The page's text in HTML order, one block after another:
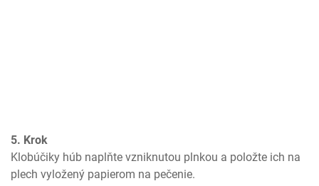
5. Krok
Klobúčiky húb naplňte vzniknutou plnkou a položte ich na
plech vyložený papierom na pečenie.